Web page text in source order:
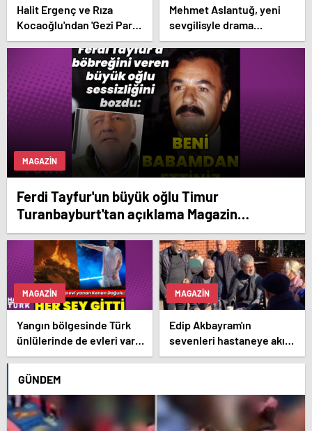
Halit Ergenç ve Rıza
Kocaoğlu'ndan 'Gezi Parkı'
ifadesi – Magazin
Mehmet Aslantuğ, yeni
sevgilisyle drama
çalışmalarında tanıştı –
Magazin haberleri
MAGAZIN
Ferdi Tayfur'un büyük oğlu Timur
Turanbayburt'tan açıklama Magazin
haberleri
MAGAZIN
Yangın bölgesinde Türk
ünlülerinde de evleri var –
Magazin haberleri
MAGAZIN
Edip Akbayram'ın
sevenleri hastaneye akın
ediyor – Magazin
GÜNDEM